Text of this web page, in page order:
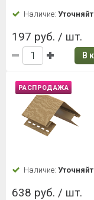
Наличие:
197 руб. / шт.
В
РАСПРОДАЖА
Наличие:
638 руб. / шт.